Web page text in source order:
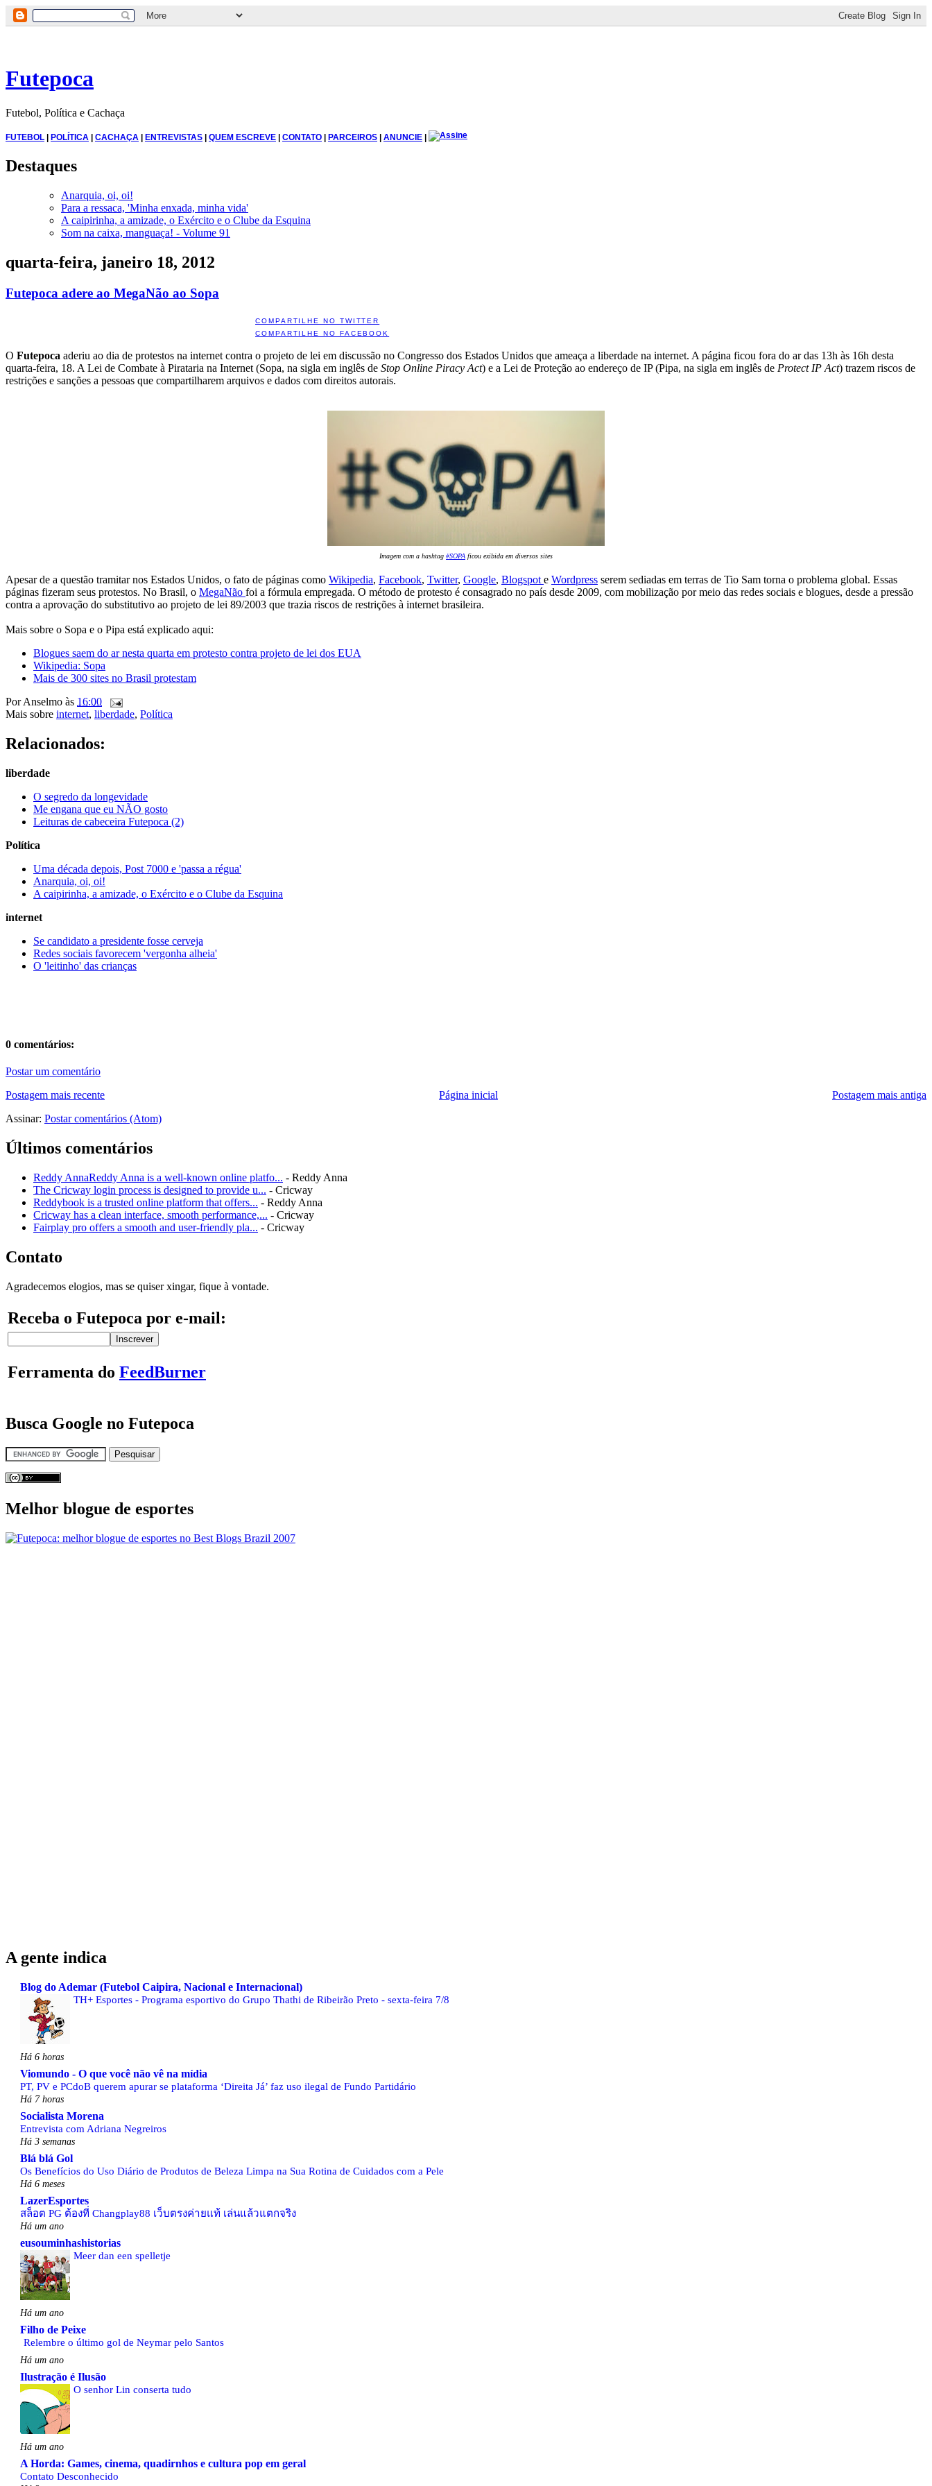
Futepoca
Futebol, Política e Cachaça
FUTEBOL | POLÍTICA | CACHAÇA | ENTREVISTAS | QUEM ESCREVE | CONTATO | PARCEIROS | ANUNCIE |
Destaques
Anarquia, oi, oi!
Para a ressaca, 'Minha enxada, minha vida'
A caipirinha, a amizade, o Exército e o Clube da Esquina
Som na caixa, manguaça! - Volume 91
quarta-feira, janeiro 18, 2012
Futepoca adere ao MegaNão ao Sopa
COMPARTILHE NO TWITTER
COMPARTILHE NO FACEBOOK
O Futepoca aderiu ao dia de protestos na internet contra o projeto de lei em discussão no Congresso dos Estados Unidos que ameaça a liberdade na internet. A página ficou fora do ar das 13h às 16h desta
quarta-feira, 18. A Lei de Combate à Pirataria na Internet (Sopa, na sigla em inglês de Stop Online Piracy Act) e a Lei de Proteção ao endereço de IP (Pipa, na sigla em inglês de Protect IP Act) trazem riscos de
restrições e sanções a pessoas que compartilharem arquivos e dados com direitos autorais.
Imagem com a hashtag #SOPA ficou exibida em diversos sites
Apesar de a questão tramitar nos Estados Unidos, o fato de páginas como Wikipedia, Facebook, Twitter, Google, Blogspot e Wordpress serem sediadas em terras de Tio Sam torna o problema global. Essas
páginas fizeram seus protestos. No Brasil, o MegaNão foi a fórmula empregada. O método de protesto é consagrado no país desde 2009, com mobilização por meio das redes sociais e blogues, desde a pressão
contra a aprovação do substitutivo ao projeto de lei 89/2003 que trazia riscos de restrições à internet brasileira.
Mais sobre o Sopa e o Pipa está explicado aqui:
Blogues saem do ar nesta quarta em protesto contra projeto de lei dos EUA
Wikipedia: Sopa
Mais de 300 sites no Brasil protestam
PorAnselmo às 16:00
Mais sobre internet, liberdade, Política
Relacionados:
liberdade
O segredo da longevidade
Me engana que eu NÃO gosto
Leituras de cabeceira Futepoca (2)
Política
Uma década depois, Post 7000 e 'passa a régua'
Anarquia, oi, oi!
A caipirinha, a amizade, o Exército e o Clube da Esquina
internet
Se candidato a presidente fosse cerveja
Redes sociais favorecem 'vergonha alheia'
O 'leitinho' das crianças
0 comentários:
Postar um comentário
Postagem mais recente
Postagem mais antiga
Página inicial
Assinar: Postar comentários (Atom)
Últimos comentários
Reddy AnnaReddy Anna is a well-known online platfo... - Reddy Anna
The Cricway login process is designed to provide u... - Cricway
Reddybook is a trusted online platform that offers... - Reddy Anna
Cricway has a clean interface, smooth performance,... - Cricway
Fairplay pro offers a smooth and user-friendly pla... - Cricway
Contato
Agradecemos elogios, mas se quiser xingar, fique à vontade.
Receba o Futepoca por e-mail:
Ferramenta do FeedBurner
Busca Google no Futepoca
Melhor blogue de esportes
A gente indica
Blog do Ademar (Futebol Caipira, Nacional e Internacional)
TH+ Esportes - Programa esportivo do Grupo Thathi de Ribeirão Preto - sexta-feira 7/8
Há 6 horas
Viomundo - O que você não vê na mídia
PT, PV e PCdoB querem apurar se plataforma ‘Direita Já’ faz uso ilegal de Fundo Partidário
Há 7 horas
Socialista Morena
Entrevista com Adriana Negreiros
Há 3 semanas
Blá blá Gol
Os Benefícios do Uso Diário de Produtos de Beleza Limpa na Sua Rotina de Cuidados com a Pele
Há 6 meses
LazerEsportes
สล็อต PG ต้องที่ Changplay88 เว็บตรงค่ายแท้ เล่นแล้วแตกจริง
Há um ano
eusouminhashistorias
Meer dan een spelletje
Há um ano
Filho de Peixe
Relembre o último gol de Neymar pelo Santos
Há um ano
Ilustração é Ilusão
O senhor Lin conserta tudo
Há um ano
A Horda: Games, cinema, quadirnhos e cultura pop em geral
Contato Desconhecido